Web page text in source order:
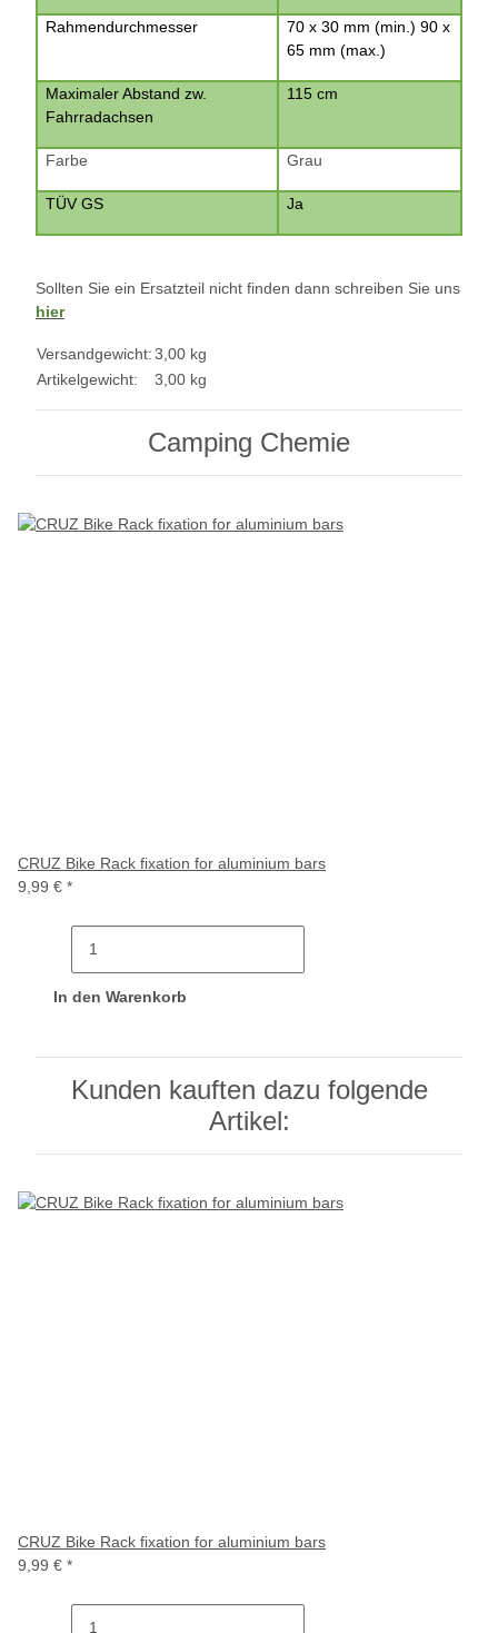
Rahmendurchmesser
70 x 30 mm (min.) 90 x
65 mm (max.)
Maximaler Abstand zw.
Fahrradachsen
115 cm
Farbe Grau
TÜV GS Ja
Sollten Sie ein Ersatzteil nicht finden dann schreiben Sie uns
hier
Versandgewicht:3,00 kg
Artikelgewicht:
3,00 kg
Camping Chemie
CRUZ Bike Rack fixation for aluminium bars
9,99 € *
In den Warenkorb
Kunden kauften dazu folgende
Artikel:
CRUZ Bike Rack fixation for aluminium bars
9,99 € *